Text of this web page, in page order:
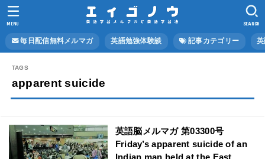
毎日配信無料メルマガ 英語勉強体験談 記事カテゴリー
SEARCH
MENU
apparent suicide
英語脳メルマガ 第03300号
Friday’s apparent suicide of an
Indian man held at the East